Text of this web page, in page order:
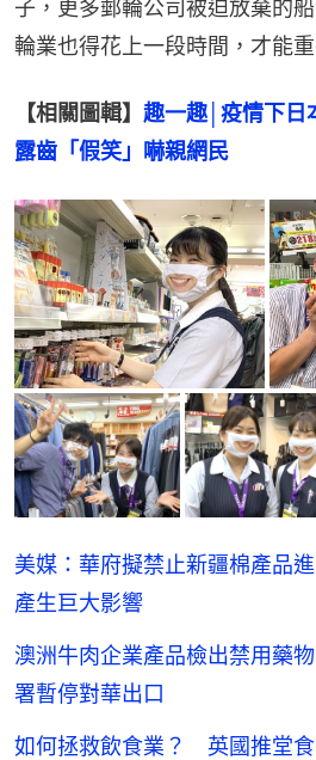
子，更多郵輪公司被迫放棄的
輪業也得花上一段時間，才能
【相關圖輯】 趣一趣│疫情下
露齒「假笑」嚇親網民
美媒：華府擬禁止新疆棉產品
產生巨大影響
澳洲牛肉企業產品檢出禁用藥
署暫停對華出口
如何拯救飲食業？ 英國推堂